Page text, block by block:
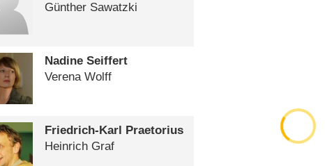
Günther Sawatzki
Nadine Seiffert
Verena Wolff
Friedrich-Karl Praetorius
Heinrich Graf